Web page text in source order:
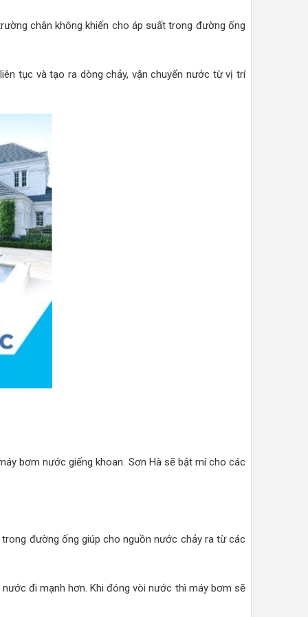
chân không khiến cho áp suất trong đường ống
tục và tạo ra dòng chảy, vận chuyển nước từ vị trí
bơm nước giếng khoan. Sơn Hà sẽ bật mí cho các
đường ống giúp cho nguồn nước chảy ra từ các
đi mạnh hơn. Khi đóng vòi nước thì máy bơm sẽ